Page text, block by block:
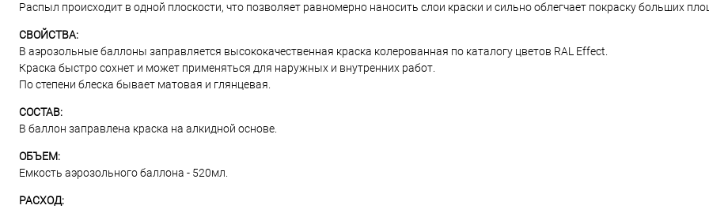
Распыл происходит в одной плоскости, что позволяет равномерно наносить слои краски и сильно облегчает покраску больших
СВОЙСТВА:
В аэрозольные баллоны заправляется высококачественная краска колерованная по каталогу цветов RAL Effect.
Краска быстро сохнет и может применяться для наружных и внутренних работ.
По степени блеска бывает матовая и глянцевая.
СОСТАВ:
В баллон заправлена краска на алкидной основе.
ОБЪЕМ:
Емкость аэрозольного баллона - 520мл.
РАСХОД: